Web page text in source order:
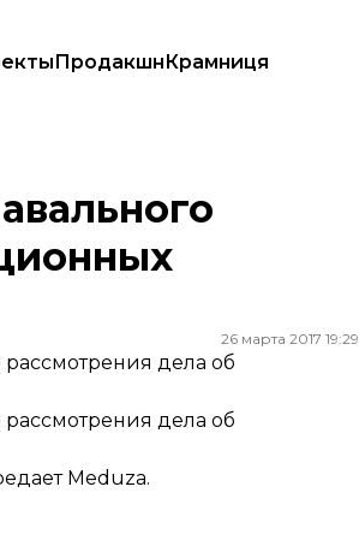
ПродакшнКрамниця
26 марта 2017 19:29
дела об
дела об
Meduza.